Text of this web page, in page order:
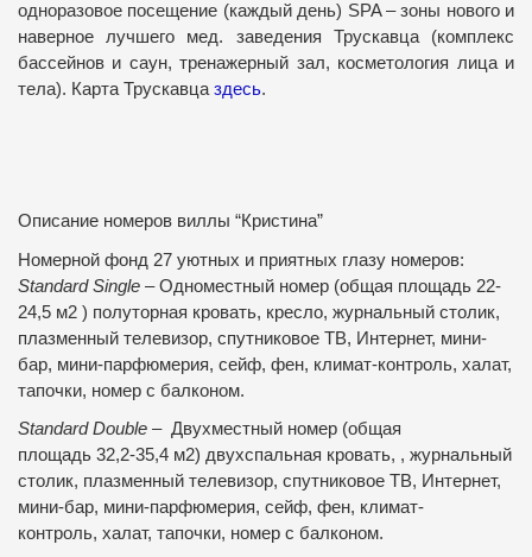
одноразовое посещение (каждый день) SPA – зоны нового и
наверное лучшего мед. заведения Трускавца (комплекс
бассейнов и саун, тренажерный зал, косметология лица и
тела). Карта Трускавца здесь.
Описание номеров виллы “Кристина”
Номерной фонд 27 уютных и приятных глазу номеров:
Standard Single – Одноместный номер (общая площадь 22-
24,5 м2 ) полуторная кровать, кресло, журнальный столик,
плазменный телевизор, спутниковое ТВ, Интернет, мини-
бар, мини-парфюмерия, сейф, фен, климат-контроль, халат,
тапочки, номер с балконом.
Standard Double – Двухместный номер (общая
площадь 32,2-35,4 м2) двухспальная кровать, , журнальный
столик, плазменный телевизор, спутниковое ТВ, Интернет,
мини-бар, мини-парфюмерия, сейф, фен, климат-
контроль, халат, тапочки, номер с балконом.